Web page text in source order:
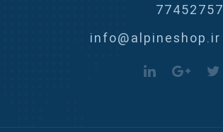
77452757
info@alpineshop.ir